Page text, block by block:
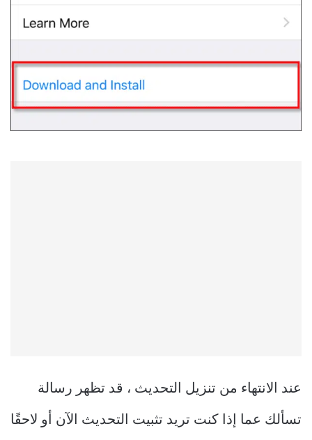
عند الانتهاء من تنزيل التحديث ، قد تظهر رسالة
تسألك عما إذا كنت تريد تثبيت التحديث الآن أو لاحقًا